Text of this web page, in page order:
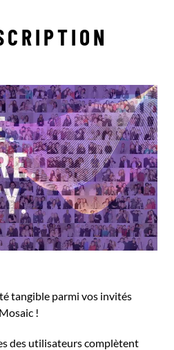
tangible parmi vos invités
!
des utilisateurs complètent